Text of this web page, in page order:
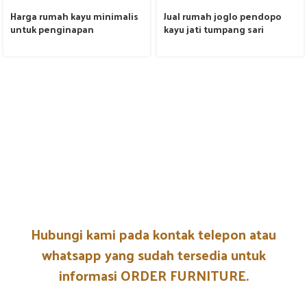
Harga rumah kayu minimalis
untuk penginapan
Jual rumah joglo pendopo
kayu jati tumpang sari
Hubungi kami pada kontak telepon atau
whatsapp yang sudah tersedia untuk
informasi ORDER FURNITURE.